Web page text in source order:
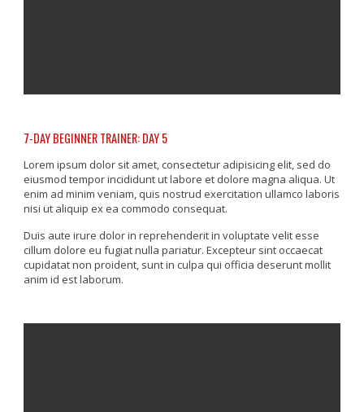
7-DAY BEGINNER TRAINER: DAY 5
Lorem ipsum dolor sit amet, consectetur adipisicing elit, sed do
eiusmod tempor incididunt ut labore et dolore magna aliqua. Ut
enim ad minim veniam, quis nostrud exercitation ullamco laboris
nisi ut aliquip ex ea commodo consequat.
Duis aute irure dolor in reprehenderit in voluptate velit esse
cillum dolore eu fugiat nulla pariatur. Excepteur sint occaecat
cupidatat non proident, sunt in culpa qui officia deserunt mollit
anim id est laborum.